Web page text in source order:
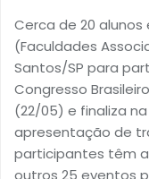
Cerca de 20 alunos
(Faculdades
Santos/SP para
Congresso
(22/05) e finaliza
apresentação de
participantes têm
outros 25 eventos